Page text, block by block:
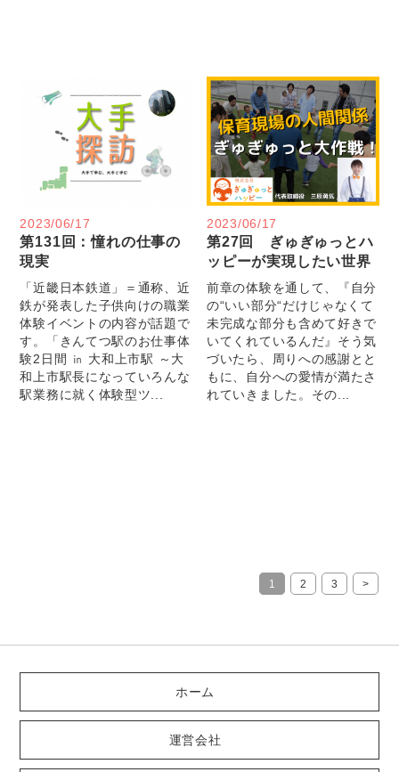
2023/06/17
第131回：憧れの仕事の
現実
「近畿日本鉄道」＝通称、近
鉄が発表した子供向けの職業
体験イベントの内容が話題で
す。「きんてつ駅のお仕事体
験2日間 ㏌ 大和上市駅 ～大
和上市駅長になっていろんな
駅業務に就く体験型ツ...
2023/06/17
第27回 ぎゅぎゅっとハ
ッピーが実現したい世界
前章の体験を通して、『自分
の“いい部分“だけじゃなくて
未完成な部分も含めて好きで
いてくれているんだ』そう気
づいたら、周りへの感謝とと
もに、自分への愛情が満たさ
れていきました。その...
1 2 3 >
ホーム
運営会社